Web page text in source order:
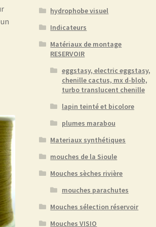
hydrophobe visuel
Indicateurs
Matériaux de montage
RESERVOIR
eggstasy, electric eggstasy,
chenille cactus, mx d-blob,
turbo translucent chenille
lapin teinté et bicolore
plumes marabou
Materiaux synthétiques
mouches de la Sioule
Mouches sèches rivière
mouches parachutes
Mouches sélection réservoir
Mouches VISIO